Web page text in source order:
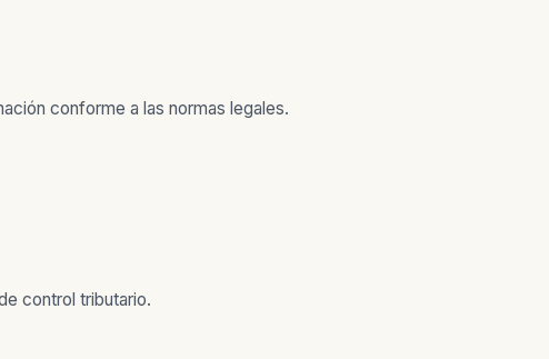
conforme a las normas legales.
control tributario.